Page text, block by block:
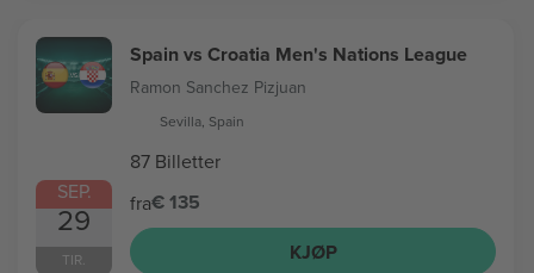
SEP.
29
TIR.
Spain vs Croatia Men's Nations League
Ramon Sanchez Pizjuan
Sevilla, Spain
87 Billetter
fra€ 135
KJØP